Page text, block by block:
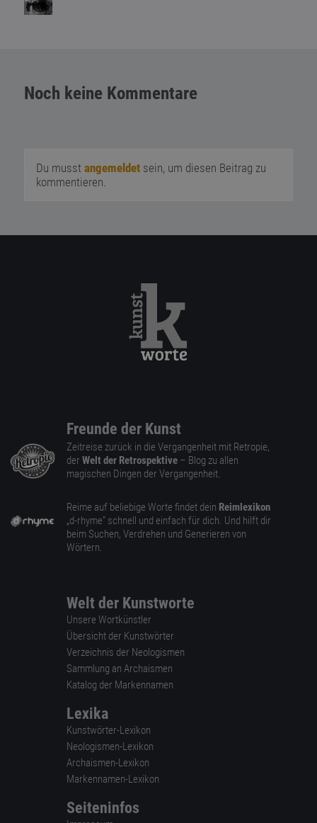
Noch keine Kommentare
Du musst angemeldetsein, um diesen Beitrag zu
kommentieren.
Freunde der Kunst
Zeitreise zurück in die Vergangenheit mit Retropie,
der Welt der Retrospektive – Blog zu allen
magischen Dingen der Vergangenheit.
Reime auf beliebige Worte findet dein Reimlexikon
„d-rhyme” schnell und einfach für dich. Und hilft dir
beim Suchen, Verdrehen und Generieren von
Wörtern.
Welt der Kunstworte
Unsere Wortkünstler
Übersicht der Kunstwörter
Verzeichnis der Neologismen
Sammlung an Archaismen
Katalog der Markennamen
Lexika
Kunstwörter-Lexikon
Neologismen-Lexikon
Archaismen-Lexikon
Markennamen-Lexikon
Seiteninfos